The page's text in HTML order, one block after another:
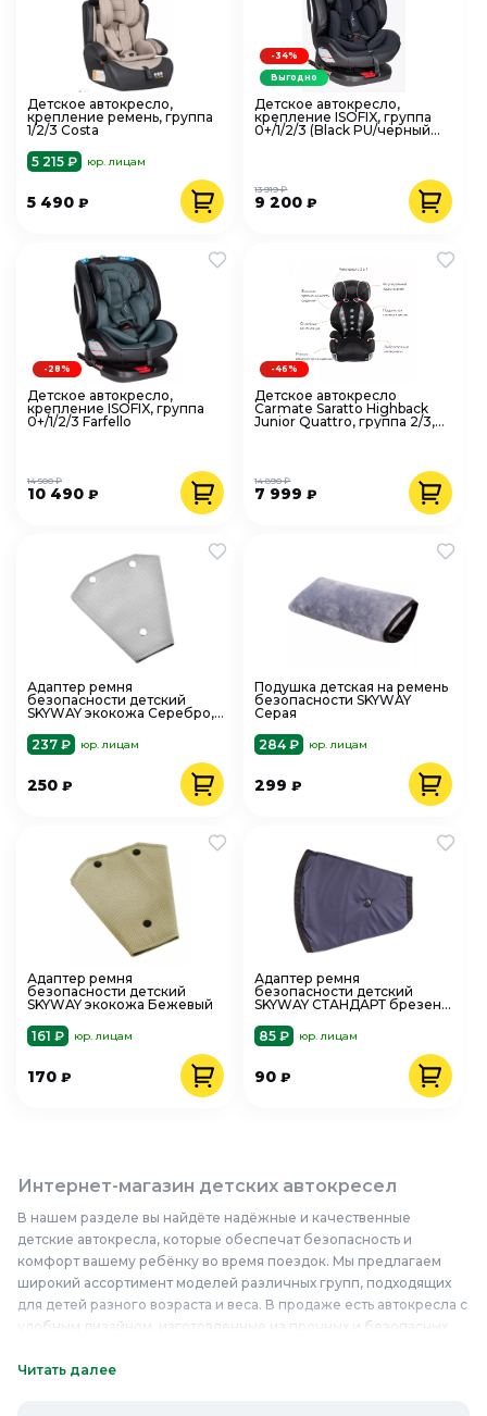
Детское автокресло,
крепление ремень, группа
1/2/3 Costa
5 215 ₽
юр. лицам
5 490 ₽
Детское автокресло,
крепление ISOFIX, группа
0+/1/2/3 (Black PU/черный
9 200₽
13 919 ₽
-34%
Выгодно
Детское автокресло,
крепление ISOFIX, группа
0+/1/2/3 Farfello
10 490 ₽
14 500 ₽
-28%
Детское автокресло
Carmate Saratto Highback
Junior Quattro, группа 2/3,
7 999₽
14 890 ₽
-46%
Адаптер ремня
безопасности детский
SKYWAY экокожа Серебро,
237 ₽
юр. лицам
250 ₽
Подушка детская на ремень
безопасности SKYWAY
Серая
284 ₽
юр. лицам
299₽
Адаптер ремня
безопасности детский
SKYWAY экокожа Бежевый
161 ₽
юр. лицам
170 ₽
Адаптер ремня
безопасности детский
SKYWAY СТАНДАРТ брезент
85 ₽
юр. лицам
90₽
Интернет-магазин детских автокресел
В нашем разделе вы найдёте надёжные и качественные
детские автокресла, которые обеспечат безопасность и
комфорт вашему ребёнку во время поездок. Мы предлагаем
широкий ассортимент моделей различных групп, подходящих
для детей разного возраста и веса. В продаже есть автокресла с
удобным дизайном, изготовленные из прочных и безопасных
пластик. Наши детские автокресла соответствуют всем
Читать далее